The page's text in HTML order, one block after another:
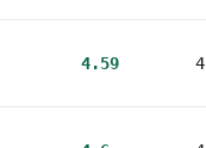
4.59